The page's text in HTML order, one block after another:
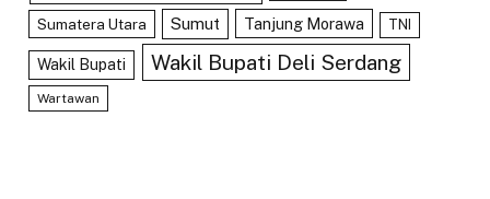
Sumatera Utara Sumut Tanjung Morawa TNI
Wakil Bupati Wakil Bupati Deli Serdang
Wartawan